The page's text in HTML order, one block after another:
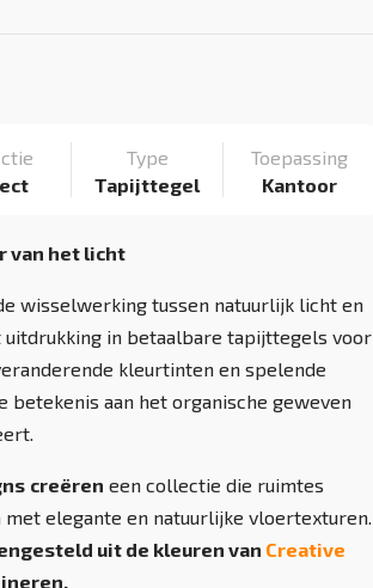
Type
Tapijttegel
Toepassing
Kantoor
van het licht
wisselwerking tussen natuurlijk licht en
in betaalbare tapijttegels voor
kleurtinten en spelende
betekenis aan het organische geweven
creëren een collectie die ruimtes
elegante en natuurlijke vloertexturen.
uit de kleuren van Creative